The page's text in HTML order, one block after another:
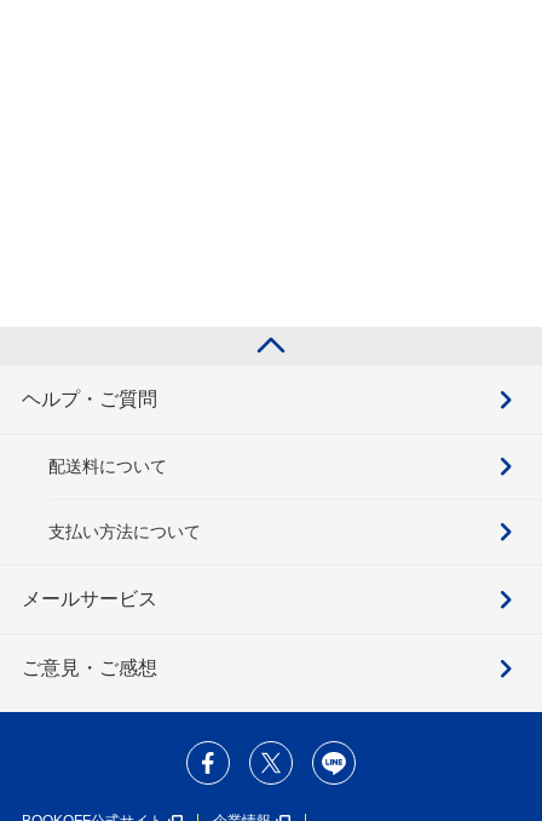
ヘルプ・ご質問
配送料について
支払い方法について
メールサービス
ご意見・ご感想